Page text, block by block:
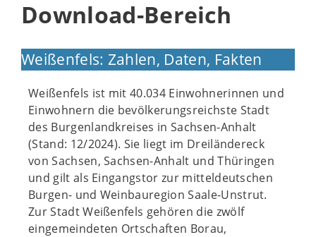
Download-Bereich
Weißenfels: Zahlen, Daten, Fakten
Weißenfels ist mit 40.034 Einwohnerinnen und
Einwohnern die bevölkerungsreichste Stadt
des Burgenlandkreises in Sachsen-Anhalt
(Stand: 12/2024). Sie liegt im Dreiländereck
von Sachsen, Sachsen-Anhalt und Thüringen
und gilt als Eingangstor zur mitteldeutschen
Burgen- und Weinbauregion Saale-Unstrut.
Zur Stadt Weißenfels gehören die zwölf
eingemeindeten Ortschaften Borau,